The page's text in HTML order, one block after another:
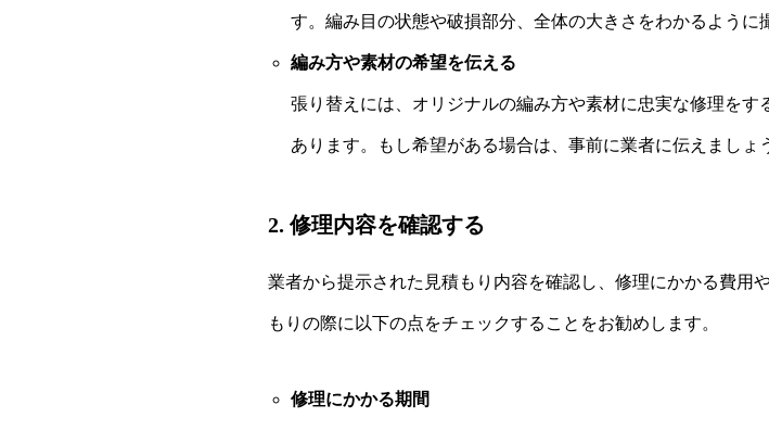
す。編み目の状態や破損部分、全体の大きさをわかるように
編み方や素材の希望を伝える
張り替えには、オリジナルの編み方や素材に忠実な修理を
あります。もし希望がある場合は、事前に業者に伝えましょ
2. 修理内容を確認する
業者から提示された見積もり内容を確認し、修理にかかる費用
もりの際に以下の点をチェックすることをお勧めします。
修理にかかる期間